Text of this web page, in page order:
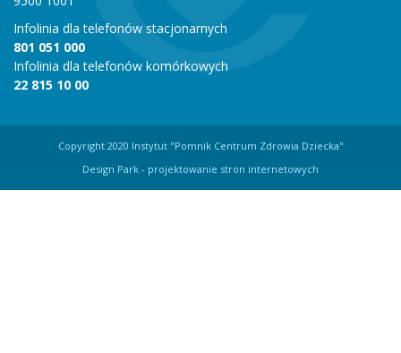
Infolinia dla telefonów stacjonarnych
801 051 000
Infolinia dla telefonów komórkowych
22 815 10 00
Copyright 2020 Instytut "Pomnik Centrum Zdrowia Dziecka"
Design Park - projektowanie stron internetowych